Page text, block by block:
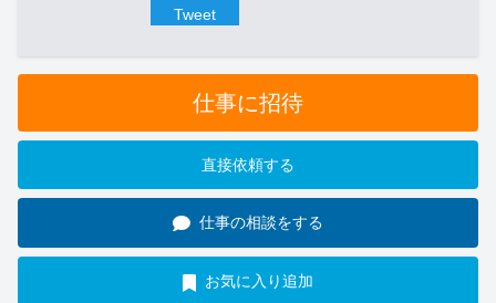
Tweet
仕事に招待
直接依頼する
仕事の相談をする
お気に入り追加